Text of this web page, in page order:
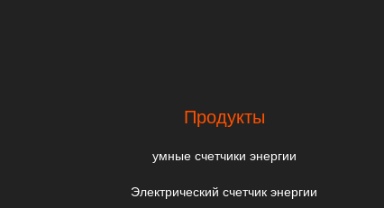
Продукты
умные счетчики энергии
Электрический счетчик энергии